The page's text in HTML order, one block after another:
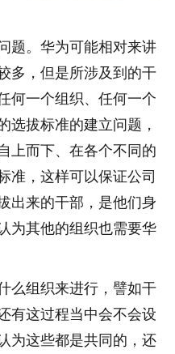
。华为可能相对来讲
多，但是所涉及到的干
何一个组织、任何一个
选拔标准的建立问题，
上而下、在各个不同的
准，这样可以保证公司
出来的干部，是他们身
为其他的组织也需要华
组织来进行，譬如干
有这过程当中会不会设
为这些都是共同的，还